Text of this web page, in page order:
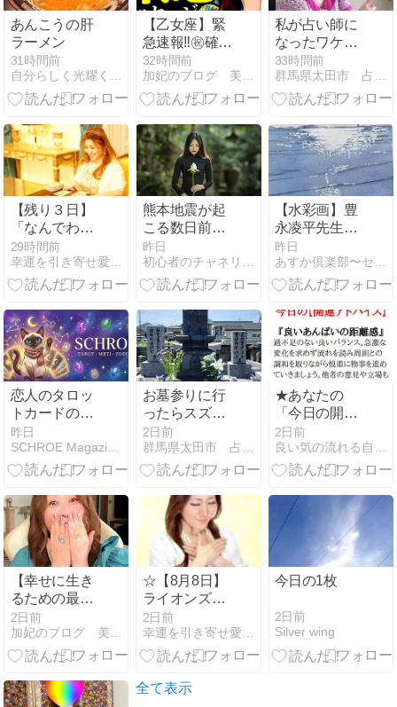
あんこうの肝
ラーメン
31時間前
自分らしく光耀く未来へ
【乙女座】緊
急速報‼️㊗️確定
しました‼️お金
ザクザク‼️もう
億どころじゃ
32時間前
加妃のブログ 美オーラ開運アドバイザーの毎日
私が占い師に
なったワケ
（闘病記
82【闘病】
『関節リウマ
ーにして無
職… 40代女性
に幼
33時間前
群馬県太田市 占い師 鈴木あろはのブログ
【残り３日】
「なんでわか
るんです
か？！」当た
る占い師・ヒ
する"あるスキ
ル"とは？
29時間前
熊本地震が起
こる数日前後
の体感（備忘
録）
昨日
【水彩画】豊
永凌平先生の
模写をしてみ
ました
昨日
恋人のタロッ
トカードの意
味：惹かれる
気持ちより大
切な選択の基
昨日
お墓参りに行
ったらスズメ
バチの巣を発
見。
2日前
★あなたの
「今日の開運
アドバイス」
です。
2日前
【幸せに生き
るための最強
のスキル⑬】
人生は、ある
瞬間から動き
2日前
☆【8月8日】
ライオンズゲ
ートで人生が
好転する人の
特徴とは？
2日前
今日の1枚
2日前
Silver wing
全て表示